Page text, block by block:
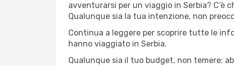
avventurarsi per un viaggio in Serbia? C’è
Qualunque sia la tua intenzione, non
Continua a leggere per scoprire tutte le
hanno viaggiato in Serbia.
Qualunque sia il tuo budget, non temere: